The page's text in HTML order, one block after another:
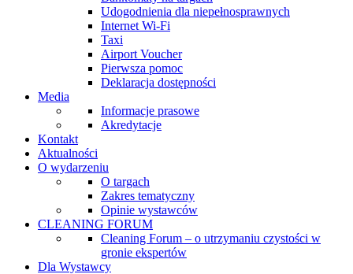
Udogodnienia dla niepełnosprawnych
Internet Wi-Fi
Taxi
Airport Voucher
Pierwsza pomoc
Deklaracja dostępności
Media
Informacje prasowe
Akredytacje
Kontakt
Aktualności
O wydarzeniu
O targach
Zakres tematyczny
Opinie wystawców
CLEANING FORUM
Cleaning Forum – o utrzymaniu czystości w
gronie ekspertów
Dla Wystawcy